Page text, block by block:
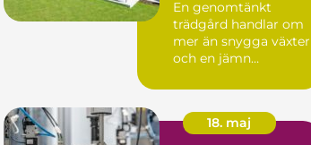
En genomtänkt
trädgård handlar om
mer än snygga växter
och en jämn
utemiljö är upp...
18. maj